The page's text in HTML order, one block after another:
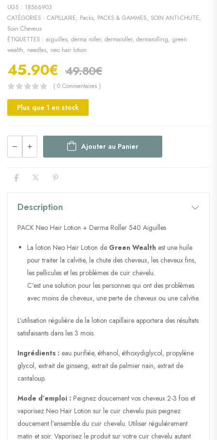
UGS : 18566903
CATÉGORIES : CAPILLAIRE, Packs, PACKS & GAMMES, SOIN ANTI-CHUTE,
Soin Cheveux
ÉTIQUETTES : aiguilles, derma roller, dermaroller, dermarolling, green
wealth, needles, neo hair lotion
45.90€ 49.80€
( 0 Commentaires )
Plus que 1 en stock
Ajouter au Panier
Description
PACK Neo Hair Lotion + Derma Roller 540 Aiguilles
La lotion Neo Hair Lotion de Green Wealth est une huile
pour traiter la calvitie, la chute des cheveux, les cheveux fins,
les pellicules et les problèmes de cuir chevelu.
C’est une solution pour les personnes qui ont des problèmes
avec moins de cheveux, une perte de cheveux ou une calvitie.
L’utilisation régulière de la lotion capillaire apportera des résultats
satisfaisants dans les 3 mois.
Ingrédients : eau purifiée, éthanol, éthoxydiglycol, propylène
glycol, extrait de ginseng, extrait de palmier nain, extrait de
cantaloup.
Mode d’emploi : Peignez doucement vos cheveux 2-3 fois et
vaporisez Neo Hair Lotion sur le cuir chevelu puis peignez
doucement l’ensemble du cuir chevelu. Utiliser régulièrement
matin et soir. Vaporisez le produit sur votre cuir chevelu autant